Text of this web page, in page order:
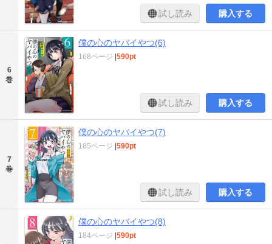
試し読み 購入する
6
巻
僕の心のヤバイやつ(6)
168ページ 590pt
試し読み 購入する
7
巻
僕の心のヤバイやつ(7)
185ページ 590pt
試し読み 購入する
僕の心のヤバイやつ(8)
184ページ 590pt